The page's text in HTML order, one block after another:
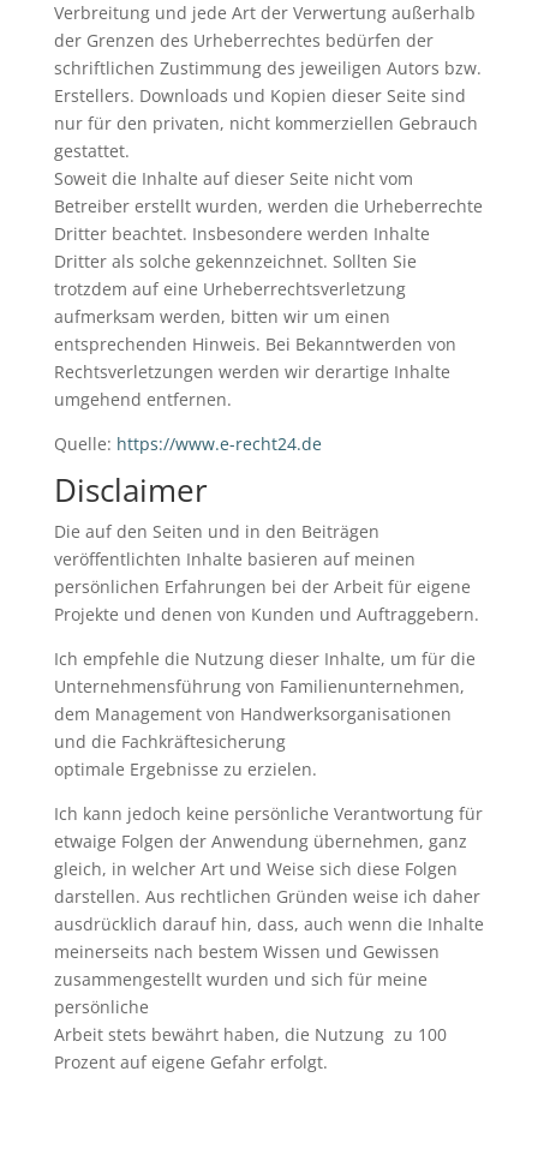
Verbreitung und jede Art der Verwertung außerhalb
der Grenzen des Urheberrechtes bedürfen der
schriftlichen Zustimmung des jeweiligen Autors bzw.
Erstellers. Downloads und Kopien dieser Seite sind
nur für den privaten, nicht kommerziellen Gebrauch
gestattet.
Soweit die Inhalte auf dieser Seite nicht vom
Betreiber erstellt wurden, werden die Urheberrechte
Dritter beachtet. Insbesondere werden Inhalte
Dritter als solche gekennzeichnet. Sollten Sie
trotzdem auf eine Urheberrechtsverletzung
aufmerksam werden, bitten wir um einen
entsprechenden Hinweis. Bei Bekanntwerden von
Rechtsverletzungen werden wir derartige Inhalte
umgehend entfernen.
Quelle: https://www.e-recht24.de
Disclaimer
Die auf den Seiten und in den Beiträgen
veröffentlichten Inhalte basieren auf meinen
persönlichen Erfahrungen bei der Arbeit für eigene
Projekte und denen von Kunden und Auftraggebern.
Ich empfehle die Nutzung dieser Inhalte, um für die
Unternehmensführung von Familienunternehmen,
dem Management von Handwerksorganisationen
und die Fachkräftesicherung
optimale Ergebnisse zu erzielen.
Ich kann jedoch keine persönliche Verantwortung für
etwaige Folgen der Anwendung übernehmen, ganz
gleich, in welcher Art und Weise sich diese Folgen
darstellen. Aus rechtlichen Gründen weise ich daher
ausdrücklich darauf hin, dass, auch wenn die Inhalte
meinerseits nach bestem Wissen und Gewissen
zusammengestellt wurden und sich für meine
persönliche
Arbeit stets bewährt haben, die Nutzung zu 100
Prozent auf eigene Gefahr erfolgt.